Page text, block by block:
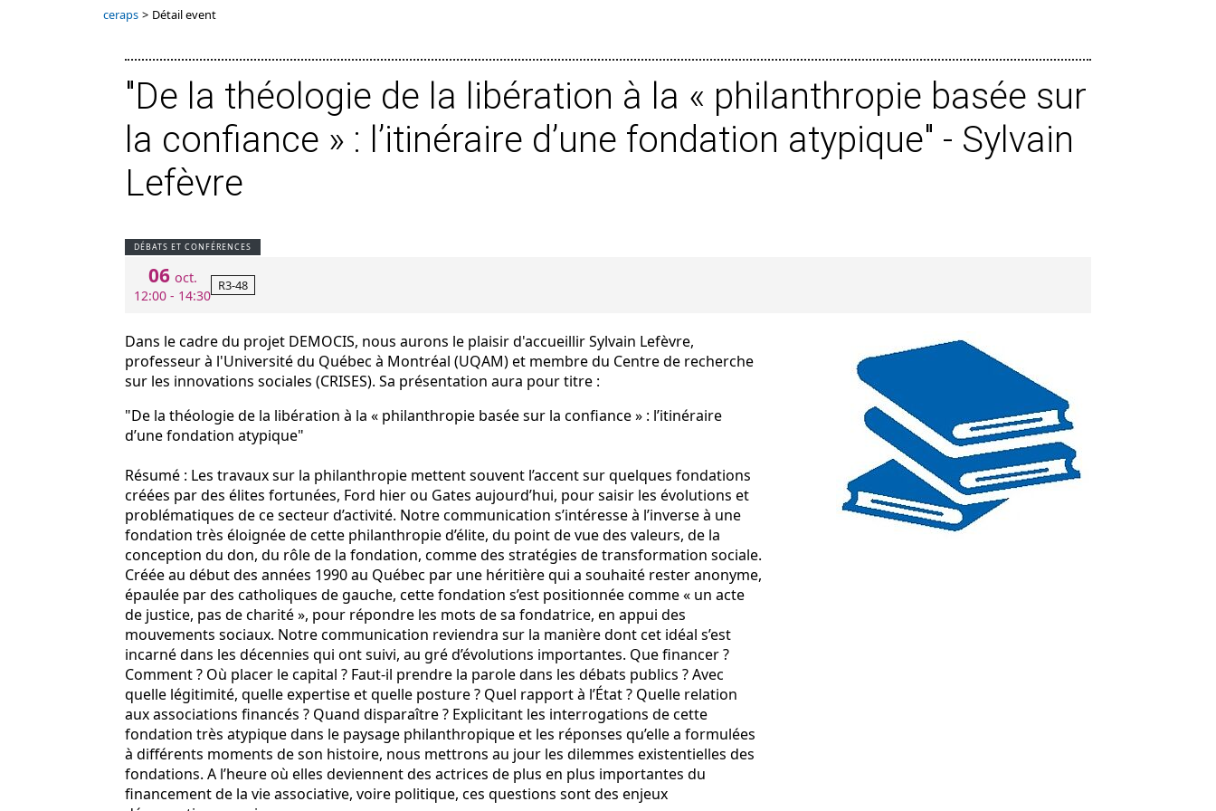
ceraps > Détail event
"De la théologie de la libération à la « philanthropie basée sur
la confiance » : l’itinéraire d’une fondation atypique" - Sylvain
Lefèvre
DÉBATS ET CONFÉRENCES
06 oct.
12:00 - 14:30
R3-48
Dans le cadre du projet DEMOCIS, nous aurons le plaisir d'accueillir Sylvain Lefèvre,
professeur à l'Université du Québec à Montréal (UQAM) et membre du Centre de recherche
sur les innovations sociales (CRISES). Sa présentation aura pour titre :
"De la théologie de la libération à la « philanthropie basée sur la confiance » : l’itinéraire
d’une fondation atypique"
Résumé : Les travaux sur la philanthropie mettent souvent l’accent sur quelques fondations
créées par des élites fortunées, Ford hier ou Gates aujourd’hui, pour saisir les évolutions et
problématiques de ce secteur d’activité. Notre communication s’intéresse à l’inverse à une
fondation très éloignée de cette philanthropie d’élite, du point de vue des valeurs, de la
conception du don, du rôle de la fondation, comme des stratégies de transformation sociale.
Créée au début des années 1990 au Québec par une héritière qui a souhaité rester anonyme,
épaulée par des catholiques de gauche, cette fondation s’est positionnée comme « un acte
de justice, pas de charité », pour répondre les mots de sa fondatrice, en appui des
mouvements sociaux. Notre communication reviendra sur la manière dont cet idéal s’est
incarné dans les décennies qui ont suivi, au gré d’évolutions importantes. Que financer ?
Comment ? Où placer le capital ? Faut-il prendre la parole dans les débats publics ? Avec
quelle légitimité, quelle expertise et quelle posture ? Quel rapport à l’État ? Quelle relation
aux associations financés ? Quand disparaître ? Explicitant les interrogations de cette
fondation très atypique dans le paysage philanthropique et les réponses qu’elle a formulées
à différents moments de son histoire, nous mettrons au jour les dilemmes existentielles des
fondations. A l’heure où elles deviennent des actrices de plus en plus importantes du
financement de la vie associative, voire politique, ces questions sont des enjeux